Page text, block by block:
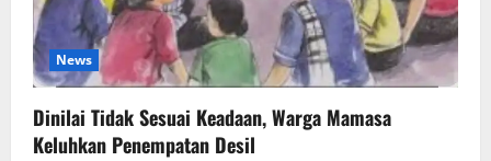
News
Dinilai Tidak Sesuai Keadaan, Warga Mamasa
Keluhkan Penempatan Desil